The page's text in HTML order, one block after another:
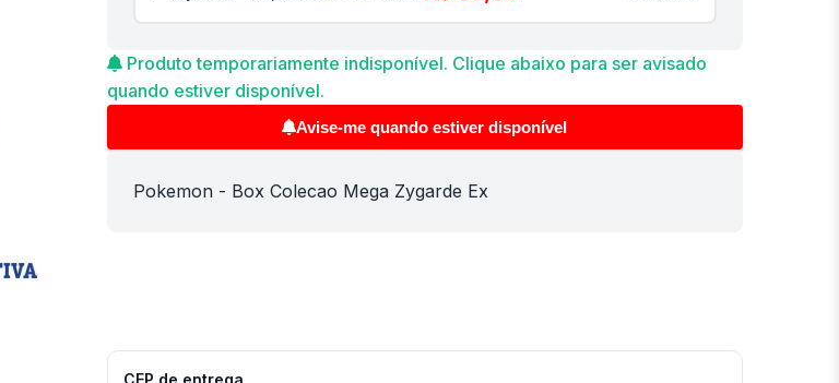
Produto temporariamente indisponível. Clique abaixo para ser avisado
quando estiver disponível.
Avise-me quando estiver disponível
Pokemon - Box Colecao Mega Zygarde Ex
CEP de entrega